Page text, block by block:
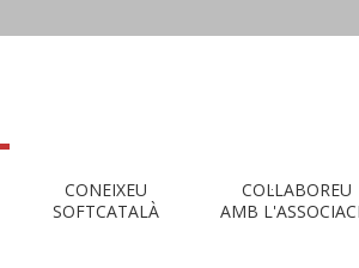
CONEIXEU
SOFTCATALÀ
COL·LABOREU
AMB